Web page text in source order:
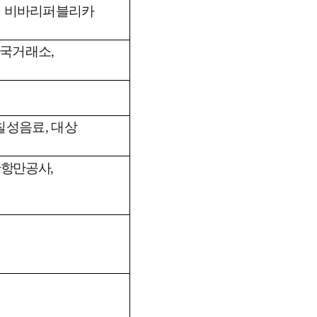
비바리퍼블리카
거래소,
성음료, 대상
만공사,